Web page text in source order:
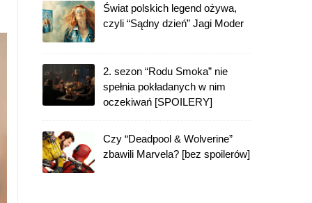
Świat polskich legend ożywa,
czyli “Sądny dzień” Jagi Moder
2. sezon “Rodu Smoka” nie
spełnia pokładanych w nim
oczekiwań [SPOILERY]
Czy “Deadpool & Wolverine”
zbawili Marvela? [bez spoilerów]